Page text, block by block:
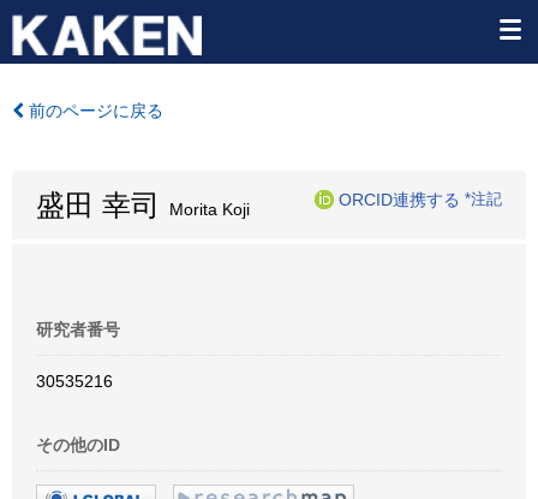
前のページに戻る
盛田 幸司 Morita Koji
ORCID連携する *注記
研究者番号
30535216
その他のID